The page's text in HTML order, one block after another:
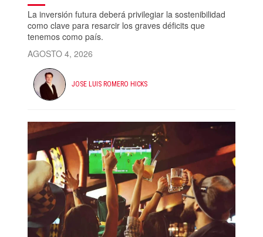
La inversión futura deberá privilegiar la sostenibilidad
como clave para resarcir los graves déficits que
tenemos como país.
AGOSTO 4, 2026
JOSE LUIS ROMERO HICKS